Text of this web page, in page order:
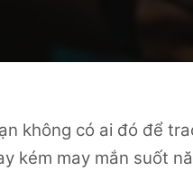
không có ai đó để
kém may mắn suốt